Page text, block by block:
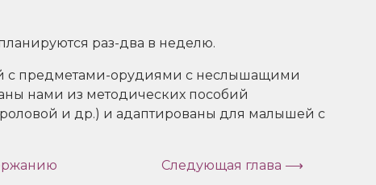
раз-два в неделю.
с предметами-орудиями с неслышащими
нами из методических пособий
и др.) и адаптированы для малышей с
Следующая глава ⟶